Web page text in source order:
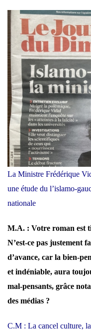
La Ministre Frédérique
une étude du l’islamo-
nationale
M.A. : Votre roman est
N’est-ce pas justement
d’avance, car la bien-
et indéniable, aura
mal-pensants, grâce
des médias ?
C.M : La cancel culture,